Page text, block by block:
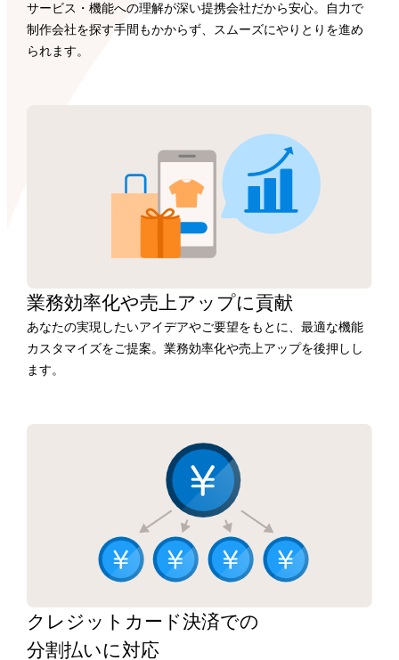
サービス・機能への理解が深い提携会社だから安心。自力で
制作会社を探す手間もかからず、スムーズにやりとりを進め
られます。
業務効率化や売上アップに貢献
あなたの実現したいアイデアやご要望をもとに、最適な機能
カスタマイズをご提案。業務効率化や売上アップを後押しし
ます。
クレジットカード決済での
分割払いに対応